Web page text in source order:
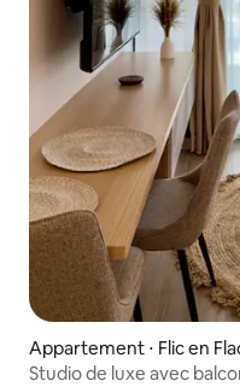
Appartement ⋅ Flic en
Studio de luxe avec